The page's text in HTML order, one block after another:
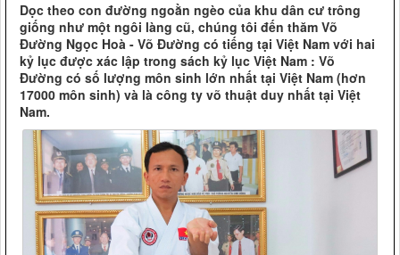
Dọc theo con đường ngoằn ngèo của khu dân cư trông
giống như một ngôi làng cũ, chúng tôi đến thăm Võ
Đường Ngọc Hoà - Võ Đường có tiếng tại Việt Nam với hai
kỷ lục được xác lập trong sách kỷ lục Việt Nam : Võ
Đường có số lượng môn sinh lớn nhất tại Việt Nam (hơn
17000 môn sinh) và là công ty võ thuật duy nhất tại Việt
Nam.